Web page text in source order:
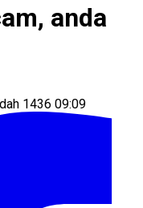
anda
1436 09:09